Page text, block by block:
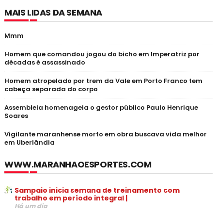
MAIS LIDAS DA SEMANA
Mmm
Homem que comandou jogou do bicho em Imperatriz por
décadas é assassinado
Homem atropelado por trem da Vale em Porto Franco tem
cabeça separada do corpo
Assembleia homenageia o gestor público Paulo Henrique
Soares
Vigilante maranhense morto em obra buscava vida melhor
em Uberlândia
WWW.MARANHAOESPORTES.COM
Sampaio inicia semana de treinamento com
trabalho em período integral |
Há um dia